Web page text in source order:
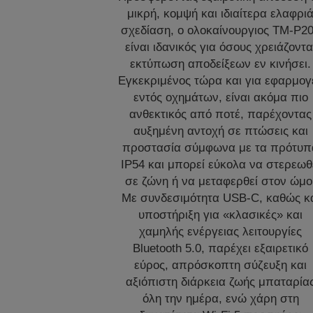
μικρή, κομψή και ιδιαίτερα ελαφριά
σχεδίαση, ο ολοκαίνουργιος TM-
είναι ιδανικός για όσους
εκτύπωση αποδείξεων εν κινήσει.
Εγκεκριμένος τώρα και για
εντός οχημάτων, είναι ακόμα πιο
ανθεκτικός από ποτέ, παρέχοντας
αυξημένη αντοχή σε πτώσεις και
προστασία σύμφωνα με τα
IP54 και μπορεί εύκολα να
σε ζώνη ή να μεταφερθεί στον
Με συνδεσιμότητα USB-C, καθώς
υποστήριξη για «κλασικές» και
χαμηλής ενέργειας λειτουργίες
Bluetooth 5.0, παρέχει εξαιρετικό
εύρος, απρόσκοπτη σύζευξη και
αξιόπιστη διάρκεια ζωής
όλη την ημέρα, ενώ χάρη στη